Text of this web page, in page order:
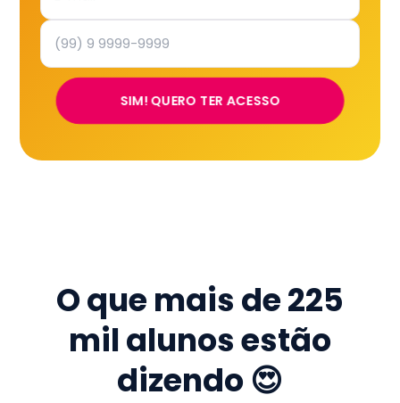
SIM! QUERO TER ACESSO
O que mais de225
mil alunos estão
dizendo 😍